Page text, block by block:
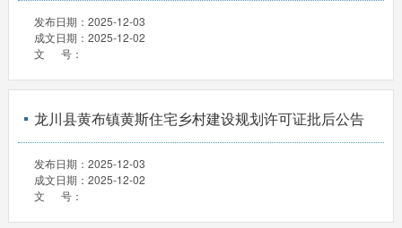
发布日期： 2025-12-03
成文日期： 2025-12-02
文 号：
龙川县黄布镇黄斯住宅乡村建设规划许可证批后公告
发布日期： 2025-12-03
成文日期： 2025-12-02
文 号：